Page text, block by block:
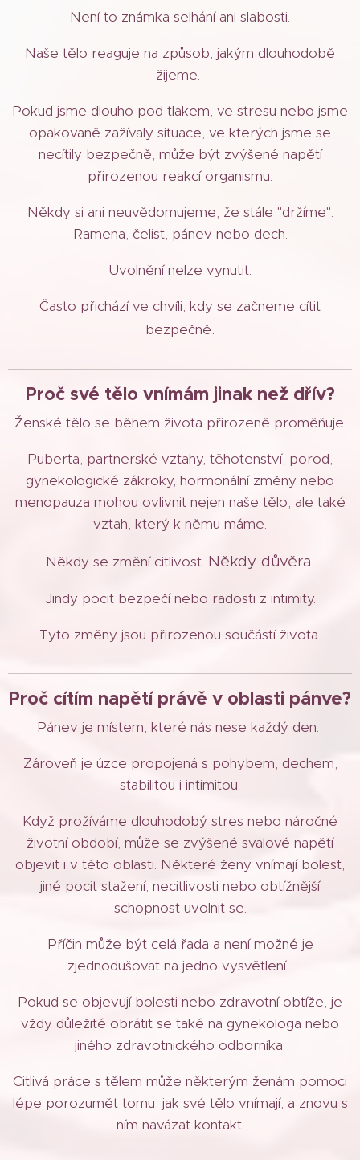
Není to známka selhání ani slabosti.
Naše tělo reaguje na způsob, jakým dlouhodobě
žijeme.
Pokud jsme dlouho pod tlakem, ve stresu nebo jsme
opakovaně zažívaly situace, ve kterých jsme se
necítily bezpečně, může být zvýšené napětí
přirozenou reakcí organismu.
Někdy si ani neuvědomujeme, že stále "držíme".
Ramena, čelist, pánev nebo dech.
Uvolnění nelze vynutit.
Často přichází ve chvíli, kdy se začneme cítit
bezpečně.
Proč své tělo vnímám jinak než dřív?
Ženské tělo se během života přirozeně proměňuje.
Puberta, partnerské vztahy, těhotenství, porod,
gynekologické zákroky, hormonální změny nebo
menopauza mohou ovlivnit nejen naše tělo, ale také
vztah, který k němu máme.
Někdy se změní citlivost. Někdy důvěra.
Jindy pocit bezpečí nebo radosti z intimity.
Tyto změny jsou přirozenou součástí života.
Proč cítím napětí právě v oblasti pánve?
Pánev je místem, které nás nese každý den.
Zároveň je úzce propojená s pohybem, dechem,
stabilitou i intimitou.
Když prožíváme dlouhodobý stres nebo náročné
životní období, může se zvýšené svalové napětí
objevit i v této oblasti. Některé ženy vnímají bolest,
jiné pocit stažení, necitlivosti nebo obtížnější
schopnost uvolnit se.
Příčin může být celá řada a není možné je
zjednodušovat na jedno vysvětlení.
Pokud se objevují bolesti nebo zdravotní obtíže, je
vždy důležité obrátit se také na gynekologa nebo
jiného zdravotnického odborníka.
Citlivá práce s tělem může některým ženám pomoci
lépe porozumět tomu, jak své tělo vnímají, a znovu s
ním navázat kontakt.